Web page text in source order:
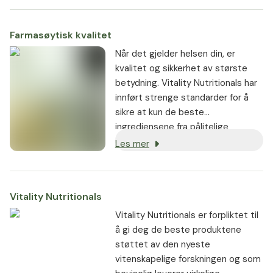
enkelt å svelge.
av et anerkjent laboratorium
med moderne analyse-
teknologi for sitt innhold av
virkestoffer og renhet. Slik kan
du være trygg på at du tar et
kvalitetsrikt Vitamin K2-
preparat.
Vitamin K2Mer enn 90% av alle
fremstilt Vitamin K2. Vitality
Nutritionals Vitamin K2 200 µg
inneholder utelukkende den
naturlige, bioaktive all-trans
Farmasøytisk kvalitet
Når det gjelder helsen din, er
kvalitet og sikkerhet av største
betydning. Vitality Nutritionals har
innført strenge standarder for å
sikre at kun de beste
ingrediensene fra pålitelige
leverandører blir anskaffet og brukt
Les mer
Vitality Nutritionals
Vitality Nutritionals er forpliktet til
å gi deg de beste produktene
støttet av den nyeste
vitenskapelige forskningen og som